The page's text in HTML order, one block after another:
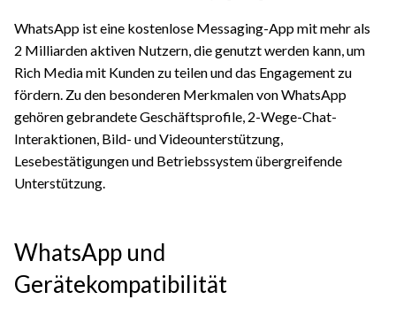
WhatsApp ist eine kostenlose Messaging-App mit mehr als
2 Milliarden aktiven Nutzern, die genutzt werden kann, um
Rich Media mit Kunden zu teilen und das Engagement zu
fördern. Zu den besonderen Merkmalen von WhatsApp
gehören gebrandete Geschäftsprofile, 2-Wege-Chat-
Interaktionen, Bild- und Videounterstützung,
Lesebestätigungen und Betriebssystem übergreifende
Unterstützung.
WhatsApp und
Gerätekompatibilität